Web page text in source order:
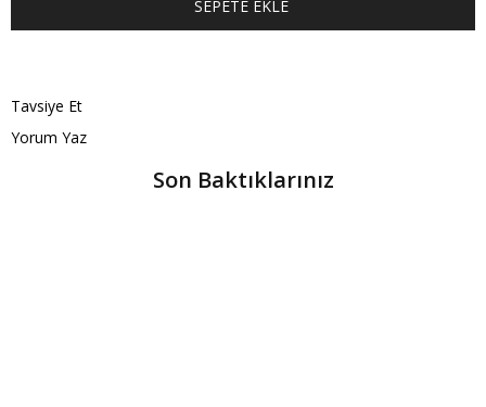
Tavsiye Et
Yorum Yaz
Son Baktıklarınız